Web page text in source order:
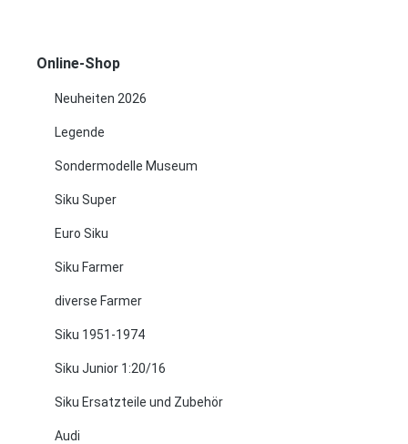
Online-Shop
Neuheiten 2026
Legende
Sondermodelle Museum
Siku Super
Euro Siku
Siku Farmer
diverse Farmer
Siku 1951-1974
Siku Junior 1:20/16
Siku Ersatzteile und Zubehör
Audi